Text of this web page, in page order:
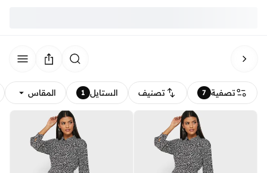
تصفية 7 تصنيف الستايل 1 المقاس